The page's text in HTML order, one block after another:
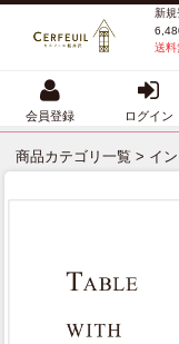
新規
送料
会員登録 ログイン
商品カテゴリ一覧 > イ